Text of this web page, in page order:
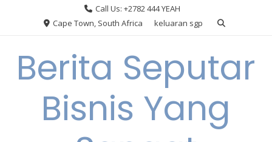
Call Us: +2782 444 YEAH
Cape Town, South Africa
keluaran sgp
Berita Seputar
Bisnis Yang